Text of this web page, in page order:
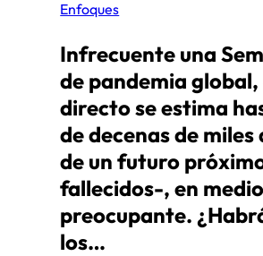
Enfoques
Infrecuente una
de pandemia
directo se estima
de decenas de
de un futuro
fallecidos-, en
preocupante.
los…